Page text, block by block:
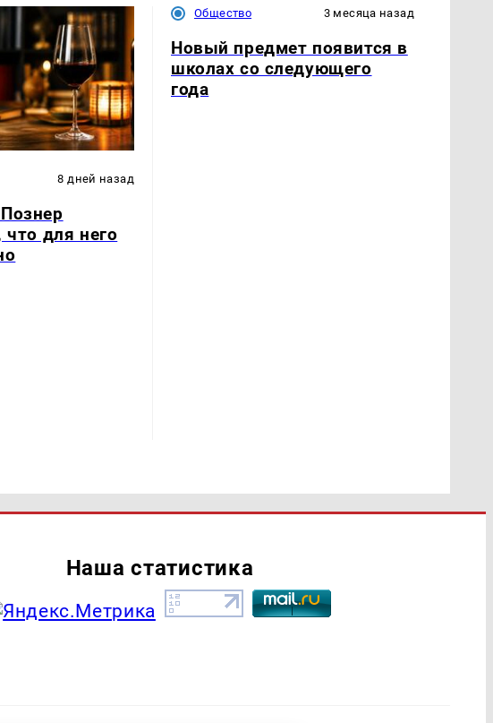
8 дней назад
что для него
Общество 3 месяца назад
Новый предмет появится в
школах со следующего
года
Наша статистика